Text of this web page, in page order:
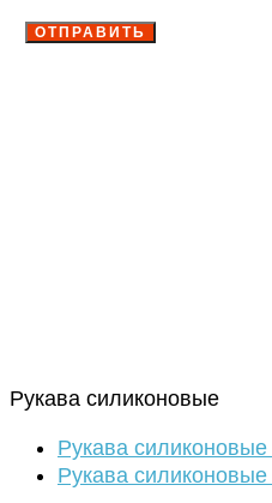
ОТПРАВИТЬ
Рукава силиконовые
Рукава
Рукава